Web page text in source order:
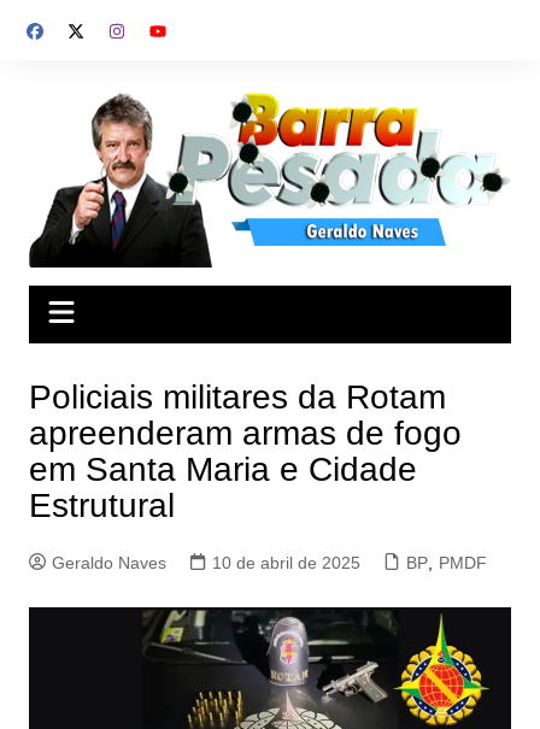
para
Policiais militares da Rotam
apreenderam armas de fogo
em Santa Maria e Cidade
Estrutural
Geraldo Naves 10 de abril de 2025 BP, PMDF